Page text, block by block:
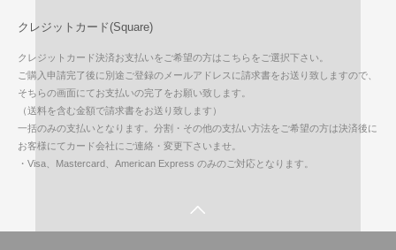
クレジットカード(Square)
クレジットカード決済お支払いをご希望の方はこちらをご選択下さい。
ご購入申請完了後に別途ご登録のメールアドレスに請求書をお送り致しますので、
そちらの画面にてお支払いの完了をお願い致します。
（送料を含む金額で請求書をお送り致します）
一括のみの支払いとなります。分割・その他の支払い方法をご希望の方は決済後に
お客様にてカード会社にご連絡・変更下さいませ。
・Visa、Mastercard、American Express のみのご対応となります。